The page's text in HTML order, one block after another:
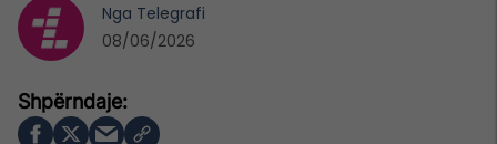
Nga Telegrafi
08/06/2026